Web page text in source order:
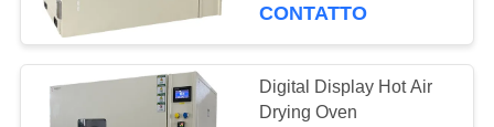
Camera di prova di
invecchiamento
CONTATTO
Digital Display Hot Air
Drying Oven